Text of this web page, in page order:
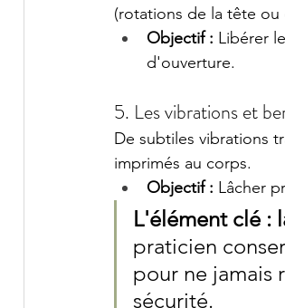
(rotations de la tête ou
Objectif : Libérer
d'ouverture.
5. Les vibrations et
De subtiles vibrations
imprimés au corps.
Objectif : Lâcher
L'élément clé :
praticien
pour ne jamais
sécurité.